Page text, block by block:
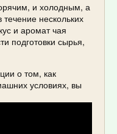
и холодным, а
нескольких
и аромат чая
подготовки сырья,
о том, как
условиях, вы